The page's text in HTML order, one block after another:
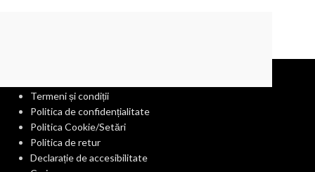
Termeni și condiții
Politica de confidențialitate
Politica Cookie/Setări
Politica de retur
Declarație de accesibilitate